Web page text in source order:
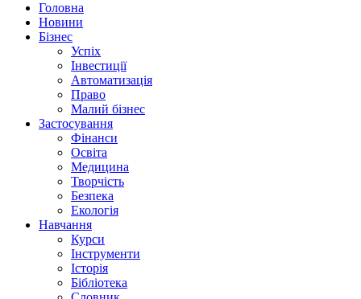
Головна
Новини
Бізнес
Успіх
Інвестиції
Автоматизація
Право
Малий бізнес
Застосування
Фінанси
Освіта
Медицина
Творчість
Безпека
Екологія
Навчання
Курси
Інструменти
Історія
Бібліотека